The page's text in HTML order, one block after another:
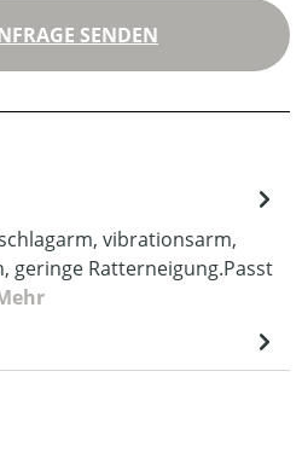
SENDEN
vibrationsarm,
geringe Ratterneigung.Passt